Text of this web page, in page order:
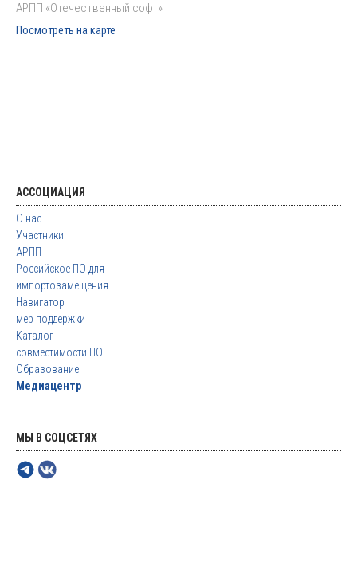
АРПП «Отечественный софт»
Посмотреть на карте
АССОЦИАЦИЯ
О нас
Участники
АРПП
Российское ПО для
импортозамещения
Навигатор
мер поддержки
Каталог
совместимости ПО
Образование
Медиацентр
МЫ В СОЦСЕТЯХ